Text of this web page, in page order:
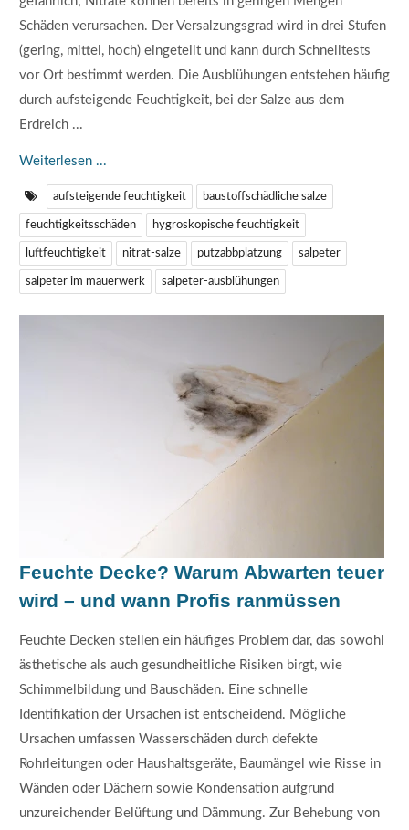
Schäden verursachen. Der Versalzungsgrad wird in drei Stufen
(gering, mittel, hoch) eingeteilt und kann durch Schnelltests
vor Ort bestimmt werden. Die Ausblühungen entstehen häufig
durch aufsteigende Feuchtigkeit, bei der Salze aus dem
Erdreich ...
Weiterlesen ...
aufsteigende feuchtigkeit baustoffschädliche salze
feuchtigkeitsschäden hygroskopische feuchtigkeit
luftfeuchtigkeit nitrat-salze putzabbplatzung salpeter
salpeter im mauerwerk salpeter-ausblühungen
Feuchte Decke? Warum Abwarten teuer
wird – und wann Profis ranmüssen
Feuchte Decken stellen ein häufiges Problem dar, das sowohl
ästhetische als auch gesundheitliche Risiken birgt, wie
Schimmelbildung und Bauschäden. Eine schnelle
Identifikation der Ursachen ist entscheidend. Mögliche
Ursachen umfassen Wasserschäden durch defekte
Rohrleitungen oder Haushaltsgeräte, Baumängel wie Risse in
Wänden oder Dächern sowie Kondensation aufgrund
unzureichender Belüftung und Dämmung. Zur Behebung von